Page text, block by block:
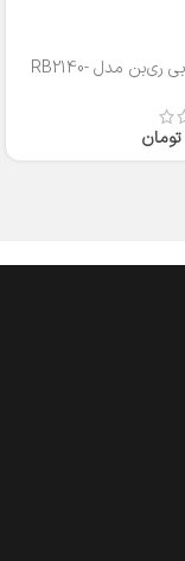
عینک آفتابی ری‌بن مدل RB2140-
تومان